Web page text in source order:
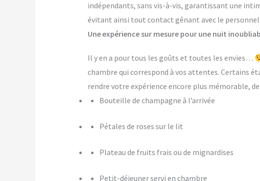
indépendants, sans vis-à-vis, garantissant une
évitant ainsi tout contact gênant avec le personnel.
Une expérience sur mesure pour une nuit
Il y en a pour tous les goûts et toutes les envies…
chambre qui correspond à vos attentes. Certains
rendre votre expérience encore plus mémorable,
Bouteille de champagne à l’arrivée
Pétales de roses sur le lit
Plateau de fruits frais ou de mignardises
Petit-déjeuner servi en chambre